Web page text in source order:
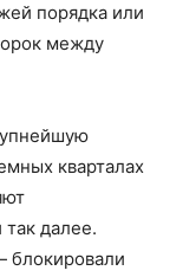
порядка или
между
кварталах
далее.
блокировали